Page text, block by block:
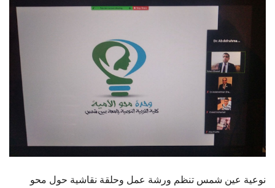
الطلاب
هيئة التدريس
الدراسات العليا
الخريجين
الموظفون
الزائـروننوعية عين شمس تنظم ورشة عمل وحلقة نقاشية حول محو